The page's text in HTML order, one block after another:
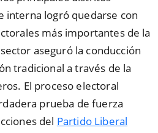
interna logró quedarse con
más importantes de la
aseguró la conducción
tradicional a través de la
El proceso electoral
prueba de fuerza
del Partido Liberal